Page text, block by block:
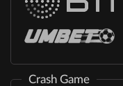
Crash Game